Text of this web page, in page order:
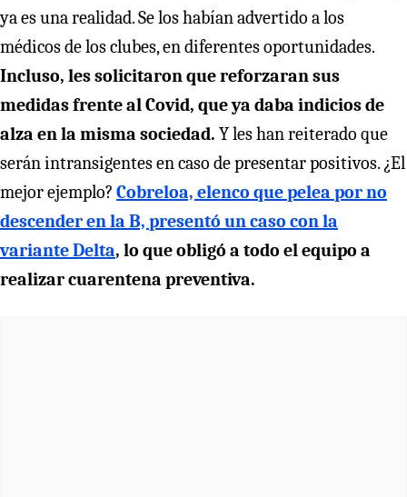
ya es una realidad. Se los habían advertido a los
médicos de los clubes, en diferentes oportunidades.
Incluso, les solicitaron que reforzaran sus
medidas frente al Covid, que ya daba indicios de
alza en la misma sociedad. Y les han reiterado que
serán intransigentes en caso de presentar positivos. ¿El
mejor ejemplo? Cobreloa, elenco que pelea por no
descender en la B, presentó un caso con la
variante Delta, lo que obligó a todo el equipo a
realizar cuarentena preventiva.